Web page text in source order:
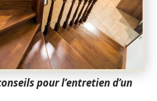
pour l’entretien d’un